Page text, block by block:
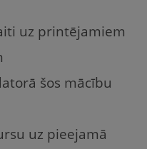
uz printējamiem
šos mācību
uz pieejamā